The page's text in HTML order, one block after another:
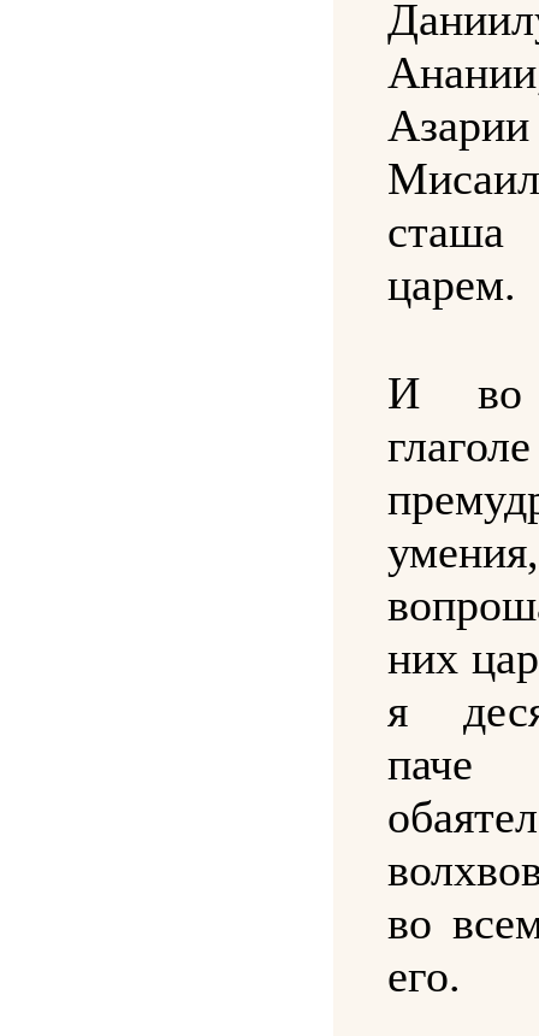
царем.
И во
глаголе
них
я
во
его.